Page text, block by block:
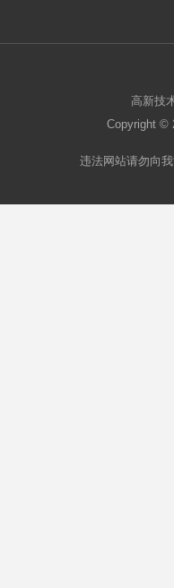
高新技
Copyright ©
违法网站请勿向